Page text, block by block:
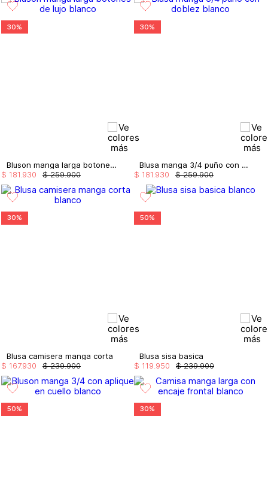
30%
Bluson manga larga botones de lujo
$ 259.900
$ 181 930
30%
Blusa manga 3/4 puño con doblez
$ 259.900
$ 181 930
30%
Blusa camisera manga corta
$ 239.900
$ 167.930
50%
Blusa sisa basica
$ 239.900
$ 119 950
50% 30%